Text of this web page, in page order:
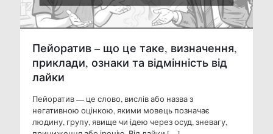
Пейоратив – що це таке, визначення,
приклади, ознаки та відмінність від
лайки
Пейоратив — це слово, вислів або назва з
негативною оцінкою, якими мовець позначає
людину, групу, явище чи ідею через осуд, зневагу,